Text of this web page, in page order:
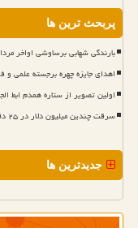
پربحث ترین ها
بارندگی شهابی برساوشی اواخر
اهدای جایزه چهره برجسته علمی و
اولین تصویر از ستاره همدم ابط
سرقت چندین میلیون دلار در ۲۵ دقیقه
جدیدترین ها